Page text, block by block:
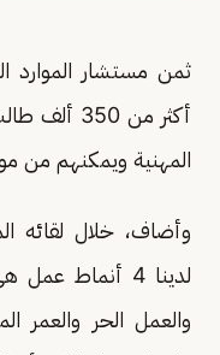
ثمن مستشار الموارد
أكثر من
المهنية ويمكنهم من
وأضاف، خلال لقائه
لدينا 4 أنماط
والعمل الحر والعمر